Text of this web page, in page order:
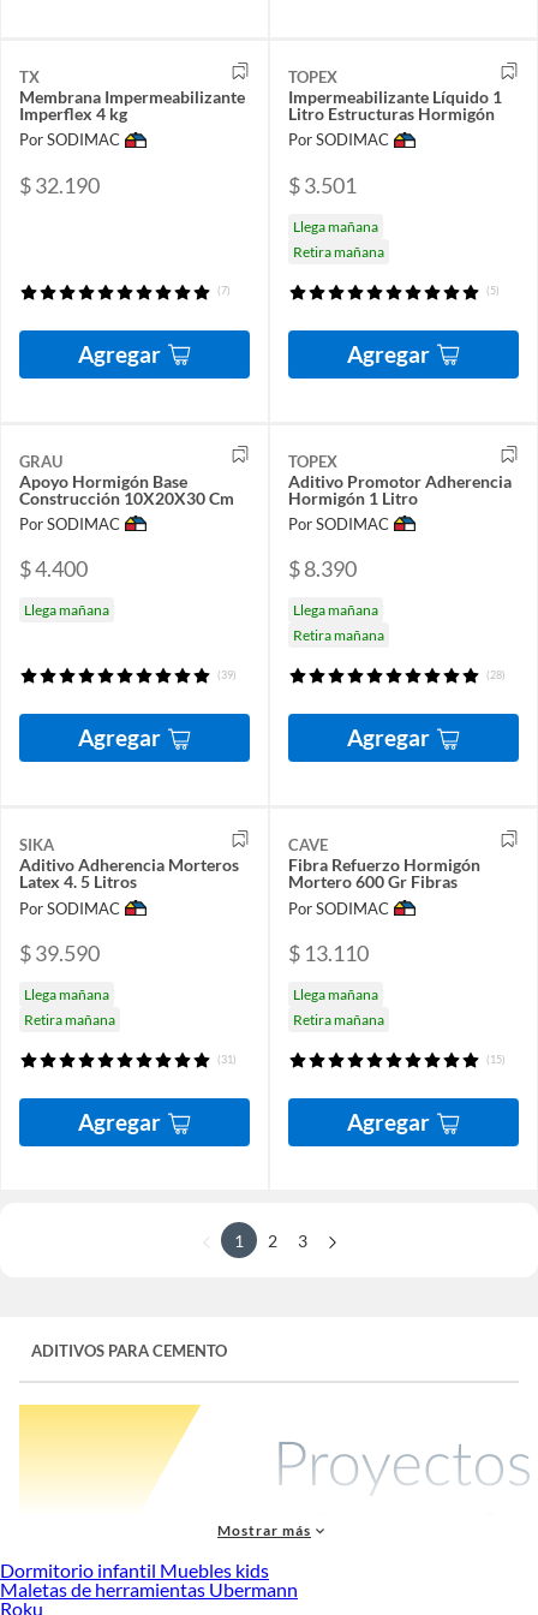
TX
Membrana Impermeabilizante
Imperflex 4 kg
Por SODIMAC
$ 32.190
(7)
Agregar
TOPEX
Impermeabilizante Líquido 1
Litro Estructuras Hormigón
Por SODIMAC
$ 3.501
Llega mañana
Retira mañana
(5)
Agregar
GRAU
Apoyo Hormigón Base
Construcción 10X20X30 Cm
Por SODIMAC
$ 4.400
Llega mañana
(39)
Agregar
TOPEX
Aditivo Promotor Adherencia
Hormigón 1 Litro
Por SODIMAC
$ 8.390
Llega mañana
Retira mañana
(28)
Agregar
SIKA
Aditivo Adherencia Morteros
Latex 4. 5 Litros
Por SODIMAC
$ 39.590
Llega mañana
Retira mañana
(31)
Agregar
CAVE
Fibra Refuerzo Hormigón
Mortero 600 Gr Fibras
Por SODIMAC
$ 13.110
Llega mañana
Retira mañana
(15)
Agregar
1 2 3
ADITIVOS PARA CEMENTO
Mostrar más
Dormitorio infantil Muebles kids
Maletas de herramientas Ubermann
Roku